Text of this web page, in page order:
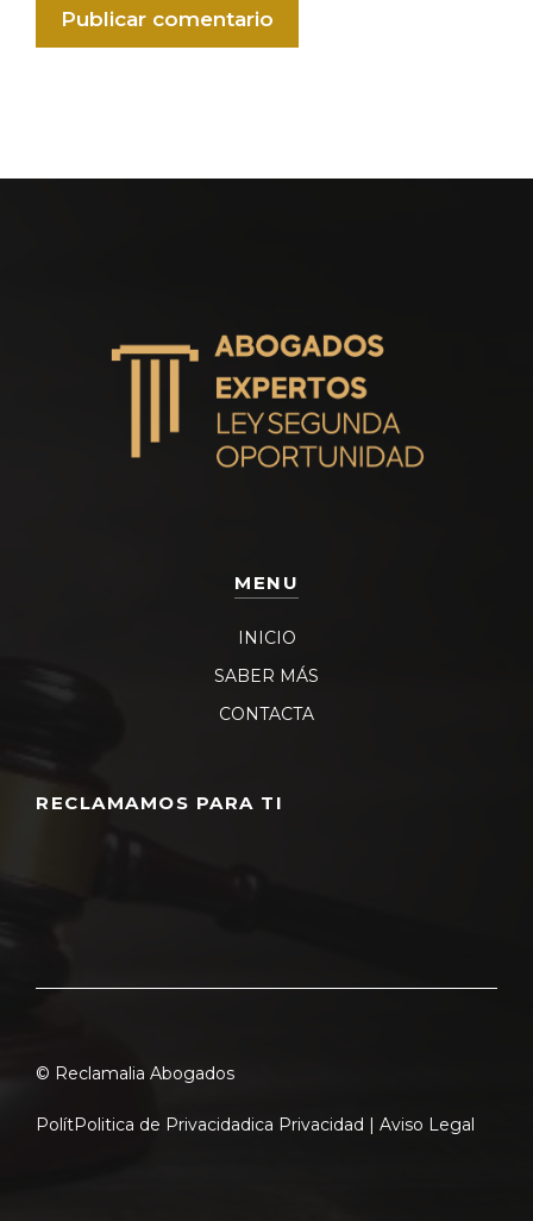
MENU
INICIO
SABER MÁS
CONTACTA
RECLAMAMOS PARA TI
© Reclamalia Abogados
PolítPolitica de Privacidadica Privacidad | Aviso Legal